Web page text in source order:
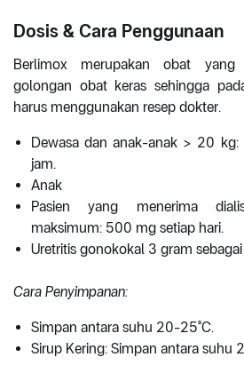
Dosis & Cara Penggunaan
Berlimox merupakan obat
golongan obat keras sehingga
harus menggunakan resep dokter.
Dewasa dan anak-anak > 20
jam.
Anak
Pasien yang menerima
maksimum: 500 mg setiap hari.
Uretritis gonokokal 3 gram
Cara Penyimpanan:
Simpan antara suhu 20-25°C.
Sirup Kering: Simpan antara suhu